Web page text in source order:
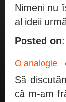
Nimeni nu
al ideii
Posted on:
O analogie
Să
că m-am